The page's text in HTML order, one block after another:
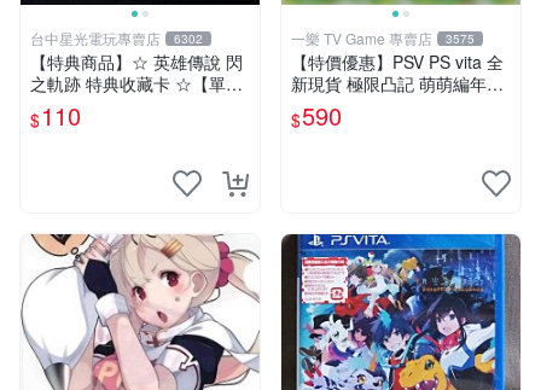
台中星光電玩專賣店 6302
【特典商品】☆ 英雄傳說 閃
之軌跡 特典收藏卡 ☆【單張
販售 可挑款】台中星光電玩
$110
一樂 TV Game 專賣店 3575
【特價優惠】PSV PS vita 全
新現貨 極限凸記 萌萌編年史
亞日版 日文版【台中一樂電
玩】
$590